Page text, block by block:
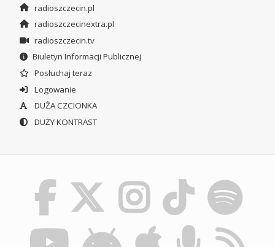
radioszczecin.pl
radioszczecinextra.pl
radioszczecin.tv
Biuletyn Informacji Publicznej
Posłuchaj teraz
Logowanie
DUŻA CZCIONKA
DUŻY KONTRAST